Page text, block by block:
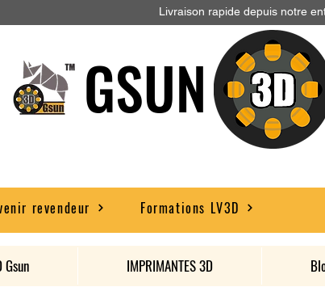
Livraison rapide depuis notre
GSUN
revendeur Formations LV3D
IMPRIMANTES 3D